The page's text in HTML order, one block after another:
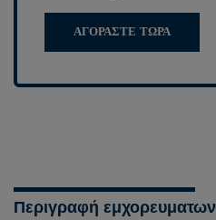
ΑΓΟΡΆΣΤΕ ΤΏΡΑ
Περιγραφή εμχορευματων